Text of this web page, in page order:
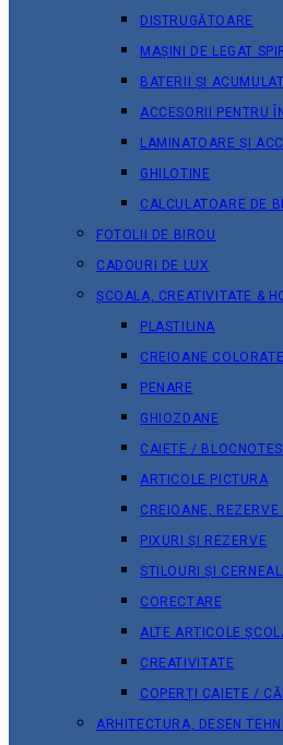
DISTRUGĂTOARE
MAȘINI DE LEGAT
BATERII ȘI
ACCESORII PENTRU
LAMINATOARE ȘI
GHILOTINE
CALCULATOARE DE
FOTOLII DE BIROU
CADOURI DE LUX
ȘCOALA, CREATIVITATE &
PLASTILINA
CREIOANE
PENARE
GHIOZDANE
CAIETE /
ARTICOLE PICTURA
CREIOANE, REZERVE
PIXURI ȘI REZERVE
STILOURI ȘI
CORECTARE
ALTE ARTICOLE
CREATIVITATE
COPERȚI CAIETE /
ARHITECTURA, DESEN